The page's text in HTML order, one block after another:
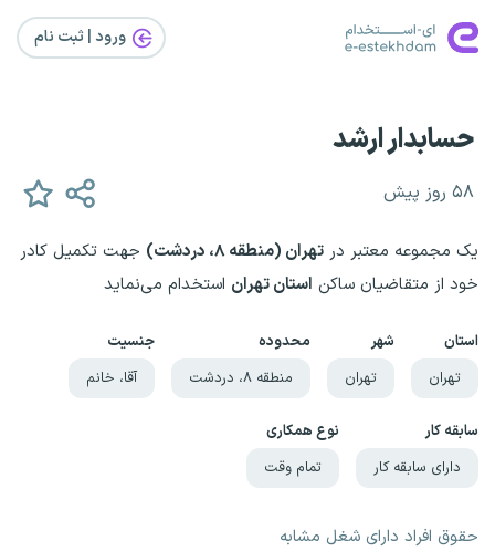
ورود | ثبت‌ نام
حسابدار ارشد
۵۸ روز پیش
یک مجموعه معتبر در تهران (منطقه ۸، دردشت)
جهت تکمیل کادر
خود از متقاضیان ساکن استان تهران استخدام می‌نماید
استان
تهران
شهر
تهران
محدوده
منطقه ۸، دردشت
جنسیت
آقا، خانم
سابقه کار
دارای سابقه کار
نوع همکاری
تمام وقت
حقوق افراد دارای شغل مشابه